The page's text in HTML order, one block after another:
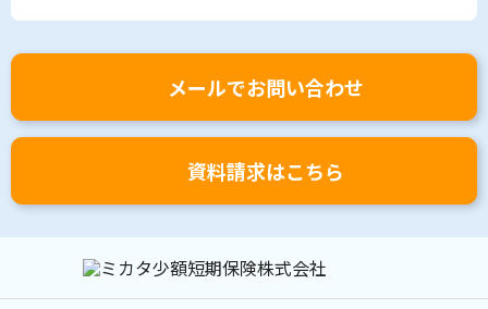
メールでお問い合わせ
資料請求はこちら